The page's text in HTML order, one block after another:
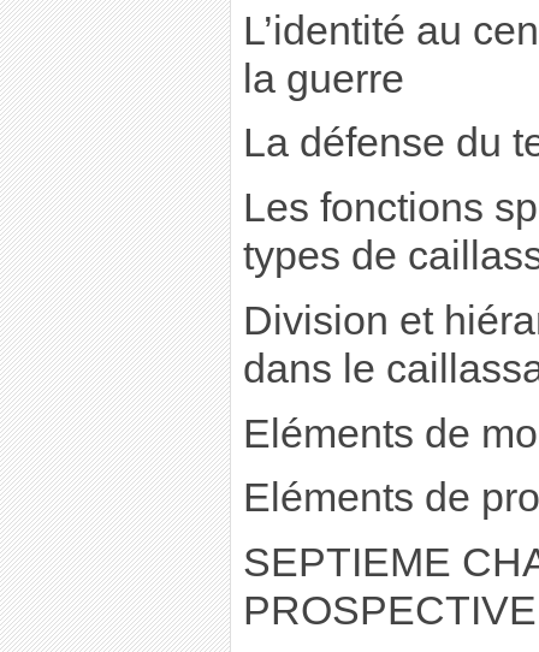
L’identité au
la guerre
La défense du
Les fonctions
types de
Division et
dans le
Eléments de
Eléments de
SEPTIEME